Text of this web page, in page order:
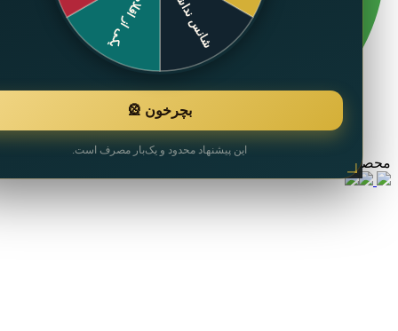
بچرخون 🎡
این پیشنهاد محدود و یک‌بار مصرف است.
با موفقیت به سبد خرید اضافه شد.